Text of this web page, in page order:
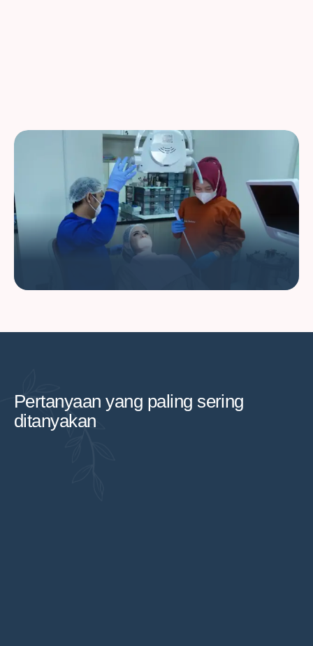
Pertanyaan yang paling sering
ditanyakan